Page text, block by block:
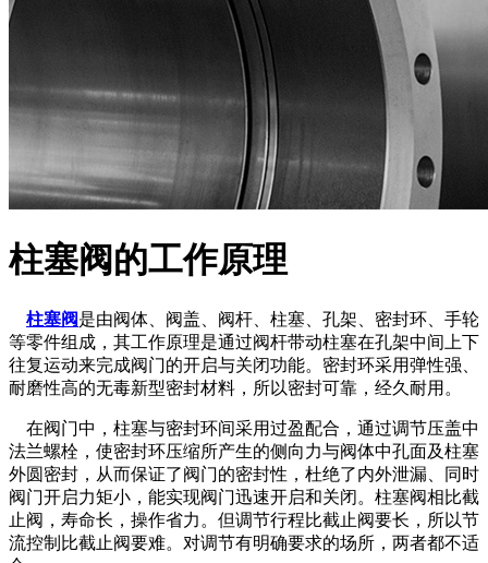
柱塞阀的工作原理
柱塞阀是由阀体、阀盖、阀杆、柱塞、孔架、密封环、手轮
等零件组成，其工作原理是通过阀杆带动柱塞在孔架中间上下
往复运动来完成阀门的开启与关闭功能。密封环采用弹性强、
耐磨性高的无毒新型密封材料，所以密封可靠，经久耐用。
在阀门中，柱塞与密封环间采用过盈配合，通过调节压盖中
法兰螺栓，使密封环压缩所产生的侧向力与阀体中孔面及柱塞
外圆密封，从而保证了阀门的密封性，杜绝了内外泄漏、同时
阀门开启力矩小，能实现阀门迅速开启和关闭。柱塞阀相比截
止阀，寿命长，操作省力。但调节行程比截止阀要长，所以节
流控制比截止阀要难。对调节有明确要求的场所，两者都不适